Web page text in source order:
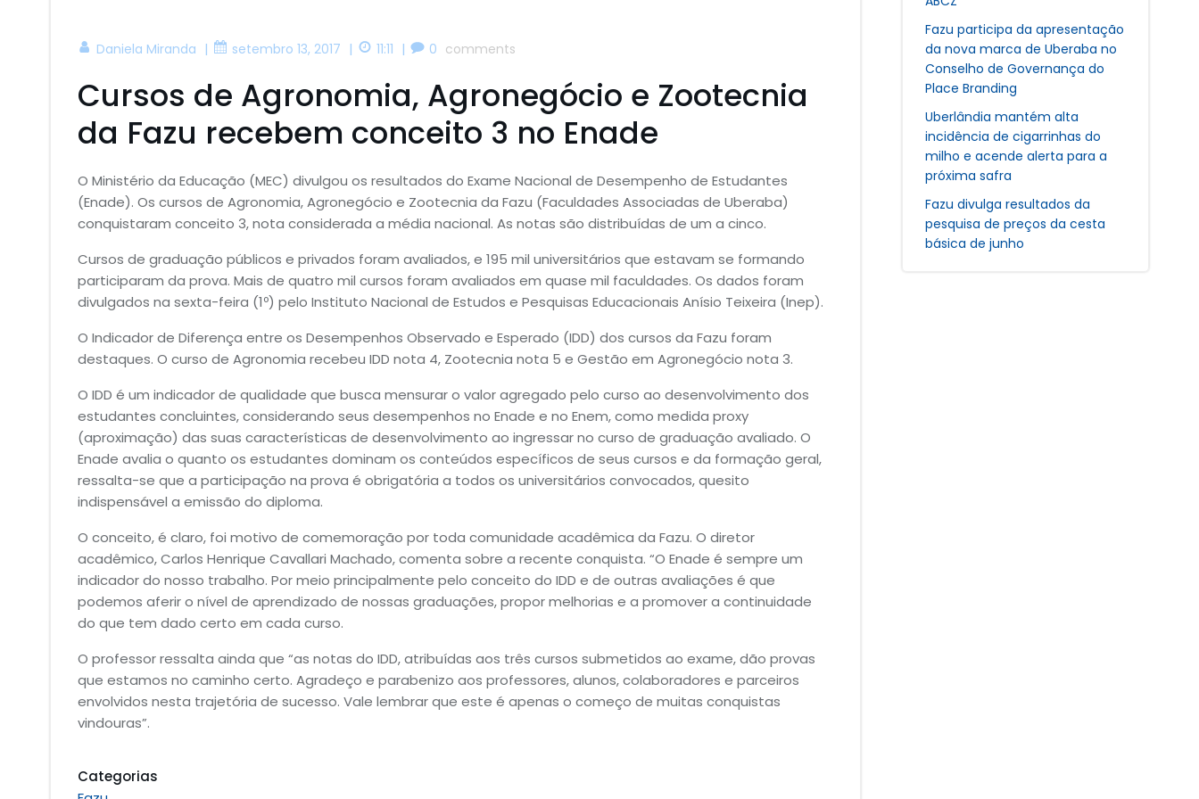
Daniela Miranda | setembro 13, 2017 | 11:11 | 0 comments
Cursos de Agronomia, Agronegócio e Zootecnia
da Fazu recebem conceito 3 no Enade
O Ministério da Educação (MEC) divulgou os resultados do Exame Nacional de Desempenho de Estudantes
(Enade). Os cursos de Agronomia, Agronegócio e Zootecnia da Fazu (Faculdades Associadas de Uberaba)
conquistaram conceito 3, nota considerada a média nacional. As notas são distribuídas de um a cinco.
Cursos de graduação públicos e privados foram avaliados, e 195 mil universitários que estavam se formando
participaram da prova. Mais de quatro mil cursos foram avaliados em quase mil faculdades. Os dados foram
divulgados na sexta-feira (1º) pelo Instituto Nacional de Estudos e Pesquisas Educacionais Anísio Teixeira (Inep).
O Indicador de Diferença entre os Desempenhos Observado e Esperado (IDD) dos cursos da Fazu foram
destaques. O curso de Agronomia recebeu IDD nota 4, Zootecnia nota 5 e Gestão em Agronegócio nota 3.
O IDD é um indicador de qualidade que busca mensurar o valor agregado pelo curso ao desenvolvimento dos
estudantes concluintes, considerando seus desempenhos no Enade e no Enem, como medida proxy
(aproximação) das suas características de desenvolvimento ao ingressar no curso de graduação avaliado. O
Enade avalia o quanto os estudantes dominam os conteúdos específicos de seus cursos e da formação geral,
ressalta-se que a participação na prova é obrigatória a todos os universitários convocados, quesito
indispensável a emissão do diploma.
O conceito, é claro, foi motivo de comemoração por toda comunidade acadêmica da Fazu. O diretor
acadêmico, Carlos Henrique Cavallari Machado, comenta sobre a recente conquista. “O Enade é sempre um
indicador do nosso trabalho. Por meio principalmente pelo conceito do IDD e de outras avaliações é que
podemos aferir o nível de aprendizado de nossas graduações, propor melhorias e a promover a continuidade
do que tem dado certo em cada curso.
O professor ressalta ainda que “as notas do IDD, atribuídas aos três cursos submetidos ao exame, dão provas
que estamos no caminho certo. Agradeço e parabenizo aos professores, alunos, colaboradores e parceiros
envolvidos nesta trajetória de sucesso. Vale lembrar que este é apenas o começo de muitas conquistas
vindouras”.
Categorias
Fazu participa da apresentação
da nova marca de Uberaba no
Conselho de Governança do
Place Branding
Uberlândia mantém alta
incidência de cigarrinhas do
milho e acende alerta para a
próxima safra
Fazu divulga resultados da
pesquisa de preços da cesta
básica de junho